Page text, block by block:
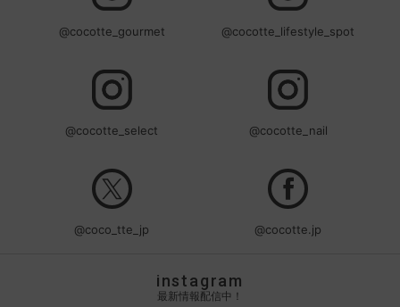
@cocotte_gourmet @cocotte_lifestyle_spot
@cocotte_select @cocotte_nail
@coco_tte_jp @cocotte.jp
instagram
最新情報配信中！